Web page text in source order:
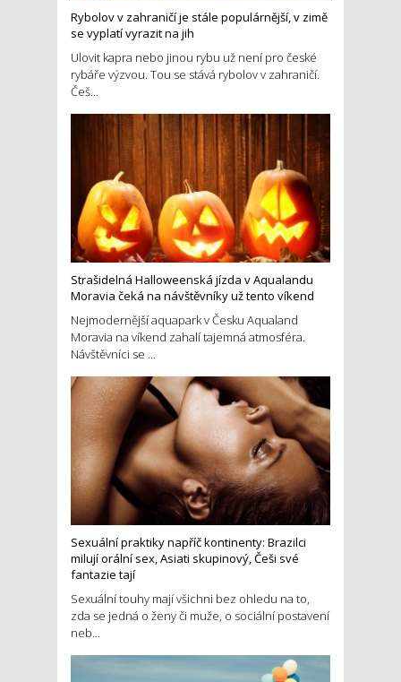
Rybolov v zahraničí je stále populárnější, v zimě
se vyplatí vyrazit na jih
Ulovit kapra nebo jinou rybu už není pro české
rybáře výzvou. Tou se stává rybolov v zahraničí.
Češ...
Strašidelná Halloweenská jízda v Aqualandu
Moravia čeká na návštěvníky už tento víkend
Nejmodernější aquapark v Česku Aqualand
Moravia na víkend zahalí tajemná atmosféra.
Návštěvníci se ...
Sexuální praktiky napříč kontinenty: Brazilci
milují orální sex, Asiati skupinový, Češi své
fantazie tají
Sexuální touhy mají všichni bez ohledu na to,
zda se jedná o ženy či muže, o sociální postavení
neb...